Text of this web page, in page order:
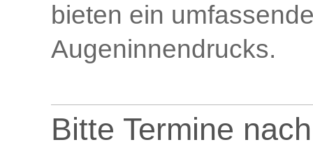
bieten ein
Augeninnendrucks.
Bitte Termine